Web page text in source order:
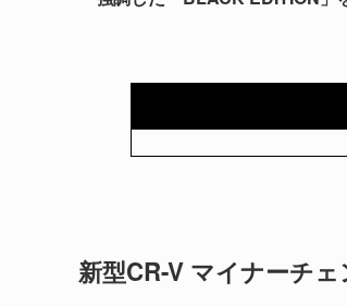
新型CR-V マイナーチ